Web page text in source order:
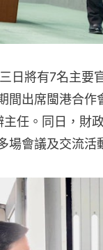
日將有7名主要
間出席閩港合
任。同日，財
場會議及交流活